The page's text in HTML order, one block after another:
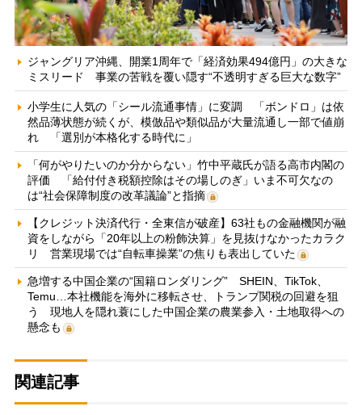
ジャングリア沖縄、開業1周年で「経済効果494億円」の大きな
ミスリード 事業の苦戦を覆い隠す“不透明すぎる巨大な数字”
小学生に人気の「シール流通事情」に変調 「ボンドロ」は依
然品薄状態が続くが、模倣品や類似品が大量流通し一部で値崩
れ 「選別が本格化する時代に」
「何がやりたいのか分からない」竹中平蔵氏が語る高市内閣の
評価 「給付付き税額控除はその場しのぎ」いま不可欠なの
は“社会保障制度の改革議論”と指摘
【クレジット決済代行・全東信が破産】63社もの金融機関が融
資をしながら「20年以上の粉飾決算」を見抜けなかったカラク
リ 営業現場では“自転車操業”の焦りも表出していた
急増する中国企業の“国籍ロンダリング” SHEIN、TikTok、
Temu…本社機能を海外に移転させ、トランプ関税の回避を狙
う 現地人を隠れ蓑にした中国企業の農業参入・土地取得への
懸念も
関連記事